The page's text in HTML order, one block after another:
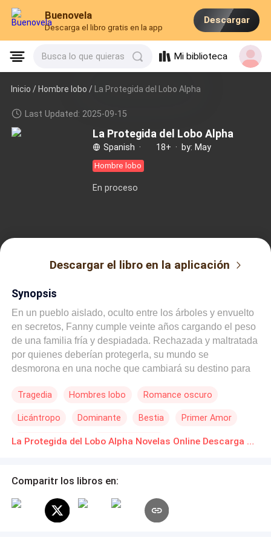
Buenovela
Descarga el libro gratis en la app
Descargar
Busca lo que quieras Mi biblioteca
Inicio /Hombre lobo / La Protegida del Lobo Alpha
Last Updated: 2025-09-15
La Protegida del Lobo Alpha
Spanish · 18+ · by: May
Hombre lobo
En proceso
Descargar el libro en la aplicación
Synopsis
En un pueblo aislado, oculto entre los árboles y envuelto
en secretos, Fanny cumple veinte años cargando el peso
de una familia fría y despiadada. Rechazada y maltratada
por quienes deberían protegerla, su mundo se
desmorona en una noche que cambiará su destino para
el llamado irresistible de su alma gemela, pero hay un
con la fragilidad de Fanny, y aunque intenta mantenerse
distante, la protección que siente por ella despierta
desde las sombras para defenderla, desatando una
no solo sus vidas, sino el equilibrio de dos mundos. Entre
secretos, traiciones y un amor prohibido, Fanny y Mark
Tragedia Hombres lobo Romance oscuro
Licántropo Dominante Bestia Primer Amor
Amor Prohibido De Odio al Amor La Protegida del Lobo Alpha Novelas Online Descarga gratuita de PDF
Comparitr los libros en: